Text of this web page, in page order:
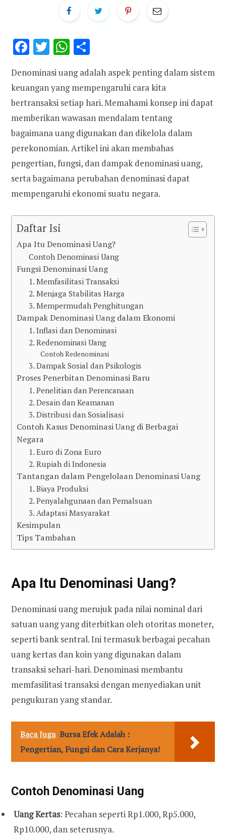
F
e
b
o
o
k
T
it
te
r
W
at
s
A
p
p
ar
e
Denominasi uang adalah aspek penting dalam sistem
keuangan yang mempengaruhi cara kita
bertransaksi setiap hari. Memahami konsep ini dapat
memberikan wawasan mendalam tentang
bagaimana uang digunakan dan dikelola dalam
perekonomian. Artikel ini akan membahas
pengertian, fungsi, dan dampak denominasi uang,
serta bagaimana perubahan denominasi dapat
mempengaruhi ekonomi suatu negara.
Daftar Isi
Apa Itu Denominasi Uang?
Contoh Denominasi Uang
Fungsi Denominasi Uang
1. Memfasilitasi Transaksi
2. Menjaga Stabilitas Harga
3. Mempermudah Penghitungan
Dampak Denominasi Uang dalam Ekonomi
1. Inflasi dan Denominasi
2. Redenominasi Uang
Contoh Redenominasi
3. Dampak Sosial dan Psikologis
Proses Penerbitan Denominasi Baru
1. Penelitian dan Perencanaan
2. Desain dan Keamanan
3. Distribusi dan Sosialisasi
Contoh Kasus Denominasi Uang di Berbagai
Negara
1. Euro di Zona Euro
2. Rupiah di Indonesia
Tantangan dalam Pengelolaan Denominasi Uang
1. Biaya Produksi
2. Penyalahgunaan dan Pemalsuan
3. Adaptasi Masyarakat
Kesimpulan
Tips Tambahan
Apa Itu Denominasi Uang?
Denominasi uang merujuk pada nilai nominal dari
satuan uang yang diterbitkan oleh otoritas moneter,
seperti bank sentral. Ini termasuk berbagai pecahan
uang kertas dan koin yang digunakan dalam
transaksi sehari-hari. Denominasi membantu
memfasilitasi transaksi dengan menyediakan unit
pengukuran yang standar.
Baca Juga Bursa Efek Adalah :
Pengertian, Fungsi dan Cara Kerjanya!
Contoh Denominasi Uang
Uang Kertas: Pecahan seperti Rp1.000, Rp5.000,
Rp10.000, dan seterusnya.